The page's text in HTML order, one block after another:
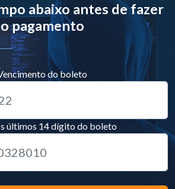
abaixo antes de fazer
o pagamento
do boleto
últimos 14 dígito do boleto